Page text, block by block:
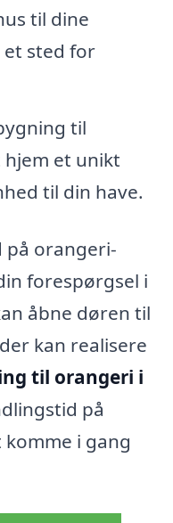
til dine
sted for
til
et unikt
til din have.
på orangeri-
forespørgsel i
åbne døren til
kan realisere
til orangeri i
på
i gang